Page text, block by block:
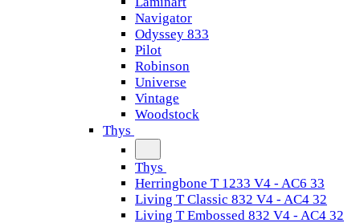
Navigator
Odyssey 833
Pilot
Robinson
Universe
Vintage
Woodstock
Thys
Thys
Herringbone T 1233 V4 - AC6 33
Living T Classic 832 V4 - AC4 32
Living T Embossed 832 V4 - AC4 32